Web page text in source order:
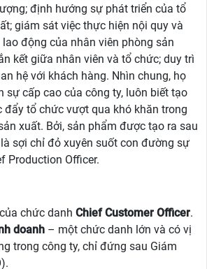
định hướng sự phát triển của tổ
giám sát việc thực hiện nội quy và
động của nhân viên phòng sản
kết giữa nhân viên và tổ chức; duy trì
hệ với khách hàng. Nhìn chung, họ
sự cấp cao của công ty, luôn biết tạo
tổ chức vượt qua khó khăn trong
xuất. Bởi, sản phẩm được tạo ra sau
sợi chỉ đỏ xuyên suốt con đường sự
Production Officer.
chức danh Chief Customer Officer.
doanh – một chức danh lớn và có vị
trong công ty, chỉ đứng sau Giám